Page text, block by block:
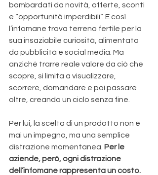
bombardati da novità, offerte, sconti
e “opportunità imperdibili”. E così
l’infomane trova terreno fertile per la
sua insaziabile curiosità, alimentata
da pubblicità e social media. Ma
anziché trarre reale valore da ciò che
scopre, si limita a visualizzare,
scorrere, domandare e poi passare
oltre, creando un ciclo senza fine.
Per lui, la scelta di un prodotto non è
mai un impegno, ma una semplice
distrazione momentanea. Per le
aziende, però, ogni distrazione
dell’infomane rappresenta un costo.